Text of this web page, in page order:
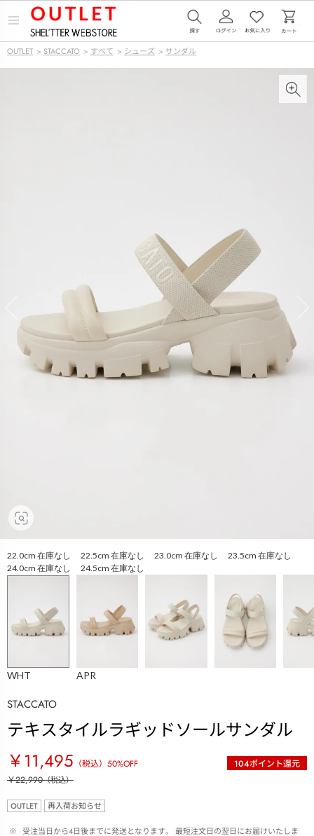
メ
ー
を
OUTLET > STACCATO > すべて > シューズ > サンダル
22.0cm 在庫なし 22.5cm 在庫なし 23.0cm 在庫なし 23.5cm 在庫なし
24.0cm 在庫なし 24.5cm 在庫なし
WHT APR
STACCATO
テキスタイルラギッドソールサンダル
￥11,495 （税込） 50%OFF 104ポイント還元
￥22,990（税込）
OUTLET 再入荷お知らせ
※ 受注当日から4日後までに発送となります。 最短注文日の翌日にお届けいたしま